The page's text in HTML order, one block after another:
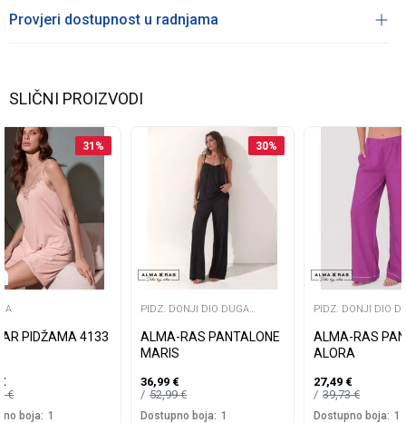
Provjeri dostupnost u radnjama
SLIČNI PROIZVODI
31 %
PIDŽAMA 4133
€
€
boja: 1
30%
PIDZ. DONJI DIO DUGA
NOGAVICA
ALMA-RAS PANTALONE
MARIS
36,99 €
52,99€
Dostupno boja: 1
PIDZ. DONJI DIO
NOGAVICA
ALMA-RAS
ALORA
27,49 €
39,73€
Dostupno boja: 1